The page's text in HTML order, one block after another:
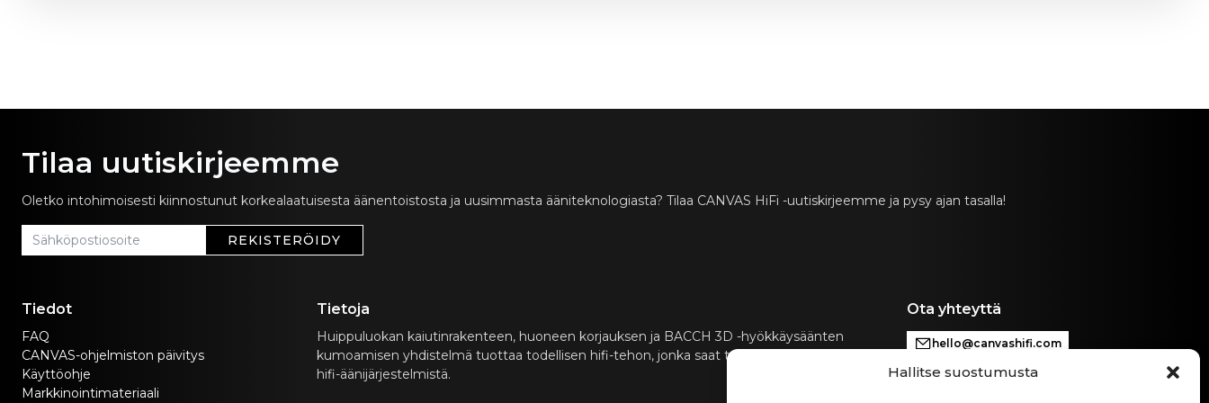
Hallitse suostumusta
Tilaa uutiskirjeemme
Oletko intohimoisesti kiinnostunut korkealaatuisesta äänentoistosta ja uusimmasta ääniteknologiasta? Tilaa CANVAS HiFi -uutiskirjeemme ja pysy ajan tasalla!
REKISTERÖIDY
Tiedot
FAQ
CANVAS-ohjelmiston päivitys
Käyttöohje
Markkinointimateriaali
Tietoja
Huippuluokan kaiutinrakenteen, huoneen korjauksen ja BACCH 3D -hyökkäysäänten
kumoamisen yhdistelmä tuottaa todellisen hifi-tehon, jonka saat tavallisesti vain erityisistä
hifi-äänijärjestelmistä.
Ota yhteyttä
hello@canvashifi.com
Soita numeroon +45 29 75 00 45